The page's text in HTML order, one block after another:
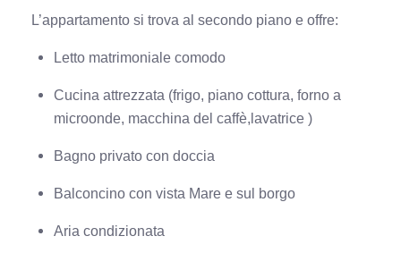
L’appartamento si trova al secondo piano e offre:
Letto matrimoniale comodo
Cucina attrezzata (frigo, piano cottura, forno a
microonde, macchina del caffè,lavatrice )
Bagno privato con doccia
Balconcino con vista Mare e sul borgo
Aria condizionata